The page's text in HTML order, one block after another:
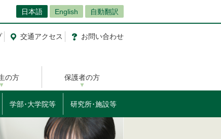
日本語 English 自動翻訳
交通アクセス お問い合わせ
の方 保護者の方
学部･大学院等 研究所･施設等